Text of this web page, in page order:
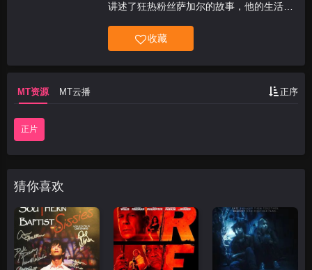
讲述了狂热粉丝萨加尔的故事，他的生活、
人际关系和身份都围绕着他对电影偶像“安
得拉邦之王”苏里亚·库马尔的崇拜而展开。
收藏
MT资源 MT云播 正序
正片
猜你喜欢